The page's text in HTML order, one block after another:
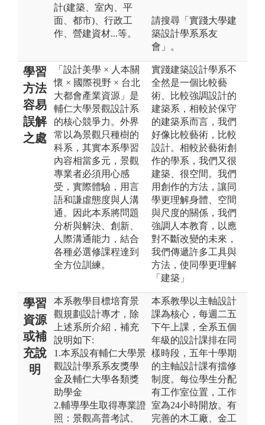
計(建築、室內、平
面、都市)、行政工
作、營建資材...等。
請搜尋「實踐大學建
築設計學系系友
會」。
學習
方法
容易
誤解
之處
「設計美學 × 人本關
懷 × 國際視野 × 台北
大都會產業資源」是
輔仁大學景觀設計系
的核心競爭力。外界
常以為景觀只種樹的
科系，其實本系學習
內容相當多元，景觀
專業者必須用心感
受，實際體驗，用言
語和謙虛態度與人溝
通。因此本系將問題
分析與解決、創新、
人際溝通能力，結合
各種必選修課程達到
全方位訓練。
實踐建築設計學系不
全然是一個比較藝
術、比較強調設計的
建築系，相較於保守
的建築系而言，我們
好像比較藝術，比較
設計。相較於藝術創
作的學系，我們又很
建築、很空間。我們
用創作的方法，讓同
學更理解身體、空間
與尺度的關係，我們
強調人本教育，以應
對不斷改變的未來，
我們傳遞許多工具與
方法，使同學更理解
「建築」
學習
資源
或補
充說
明
本系教學目標培育景
觀規劃設計專才，除
上述系所介紹，補充
說明如下:
1.本系設有輔仁大學景
觀設計學系系友獎學
金及輔仁大學各類獎
助學金
2.輔導學生取得專業證
照：景觀高普考試、
本系教學以主軸設計
課為核心，每週二五
下午上課，全系五個
年級的設計課排在同
樣時段，五年十學期
的主軸設計課有擋修
制度。每位學生分配
有工作室位置，工作
室為24小時開放。有
完善的木工廠、金工